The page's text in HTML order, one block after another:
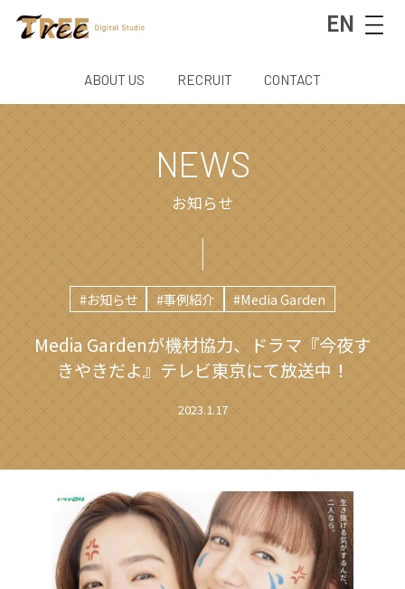
EN
ABOUT US RECRUIT CONTACT
NEWS
お知らせ
#お知らせ #事例紹介 #Media Garden
Media Gardenが機材協力、ドラマ『今夜す
きやきだよ』テレビ東京にて放送中！
2023.1.17